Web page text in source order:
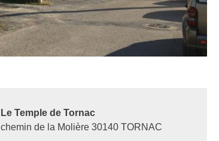
Le Temple de Tornac
chemin de la Molière 30140 TORNAC